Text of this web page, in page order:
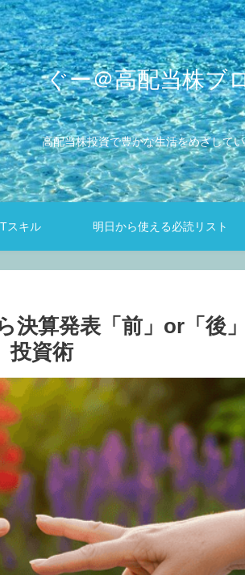
ぐー＠高配当株ブ
高配当株投資で豊かな生活をめざして
スキル 明日から使える必読リスト
決算発表「前」or「後
投資術